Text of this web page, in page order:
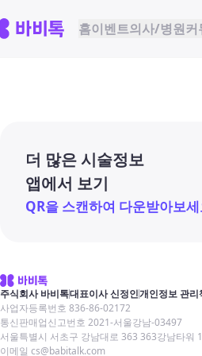
홈이벤트의사/병원커
더 많은 시술정보
앱에서 보기
QR을 스캔하여 다운받아보세
주식회사 바비톡대표이사 신정인개인정보 관리
사업자등록번호 836-86-02172
통신판매업신고번호 2021-서울강남-03497
서울특별시 서초구 강남대로 363 363강남타워
이메일 cs@babitalk.com